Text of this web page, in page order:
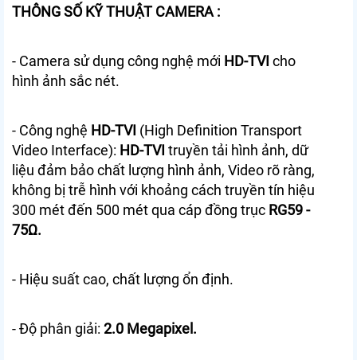
THÔNG SỐ KỸ THUẬT CAMERA :
- Camera sử dụng công nghệ mới HD-TVI cho
hình ảnh sắc nét.
- Công nghệ HD-TVI (High Definition Transport
Video Interface): HD-TVI truyền tải hình ảnh, dữ
liệu đảm bảo chất lượng hình ảnh, Video rõ ràng,
không bị trễ hình với khoảng cách truyền tín hiệu
300 mét đến 500 mét qua cáp đồng trục RG59 -
75Ω.
- Hiệu suất cao, chất lượng ổn định.
- Độ phân giải: 2.0 Megapixel.